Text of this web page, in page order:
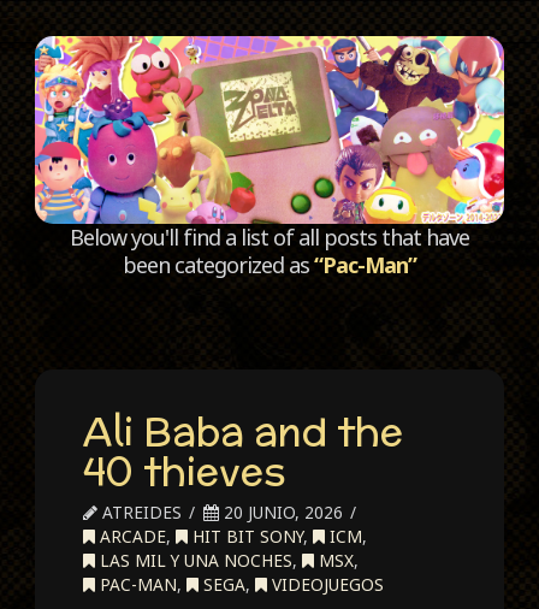
Below you'll find a list of all posts that have
been categorized as“Pac-Man”
Ali Baba and the
40 thieves
ATREIDES
20 JUNIO, 2026
ARCADE, HIT BIT SONY, ICM,
LAS MIL Y UNA NOCHES, MSX,
PAC-MAN, SEGA, VIDEOJUEGOS